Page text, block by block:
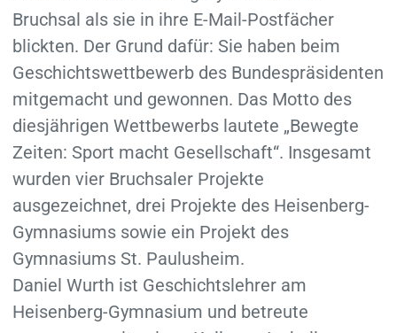
Bruchsal als sie in ihre E-Mail-Postfächer
blickten. Der Grund dafür: Sie haben beim
Geschichtswettbewerb des Bundespräsidenten
mitgemacht und gewonnen. Das Motto des
diesjährigen Wettbewerbs lautete „Bewegte
Zeiten: Sport macht Gesellschaft“. Insgesamt
wurden vier Bruchsaler Projekte
ausgezeichnet, drei Projekte des Heisenberg-
Gymnasiums sowie ein Projekt des
Gymnasiums St. Paulusheim.
Daniel Wurth ist Geschichtslehrer am
Heisenberg-Gymnasium und betreute